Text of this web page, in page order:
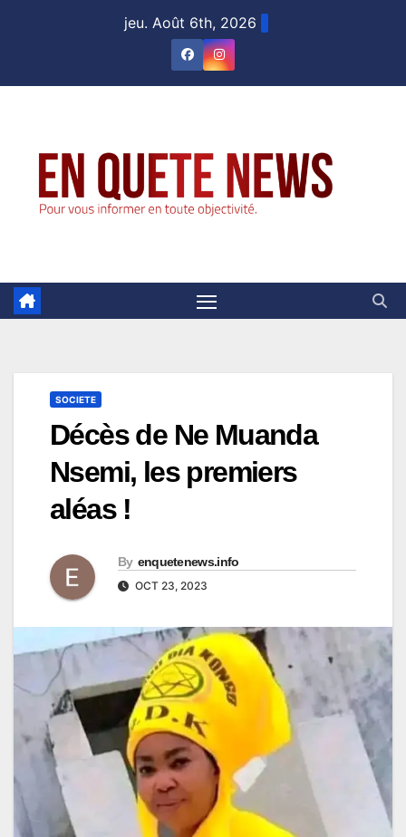
jeu. Août 6th, 2026
SOCIETE
Décès de Ne Muanda
Nsemi, les premiers
aléas !
By enquetenews.info
OCT 23, 2023